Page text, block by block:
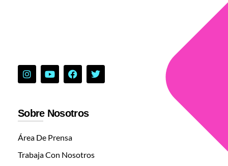
Sobre Nosotros
Área De Prensa
Trabaja Con Nosotros